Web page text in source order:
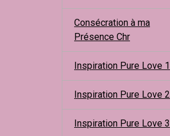
Consécration à ma
Présence Chr
Inspiration Pure Love 1
Inspiration Pure Love 2
Inspiration Pure Love 3